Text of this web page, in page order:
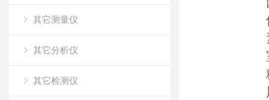
其它测量仪
其它分析仪
其它检测仪